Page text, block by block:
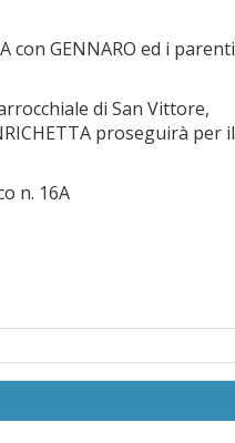
con GENNARO ed i parenti
di San Vittore,
proseguirà per il
n. 16A